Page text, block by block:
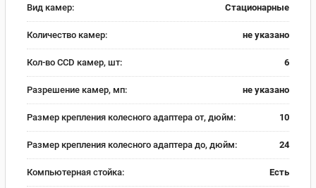
Вид камер: Стационарные
Количество камер: не указано
Кол-во CCD камер, шт: 6
Разрешение камер, мп: не указано
Размер крепления колесного адаптера от, дюйм: 10
Размер крепления колесного адаптера до, дюйм: 24
Компьютерная стойка: Есть